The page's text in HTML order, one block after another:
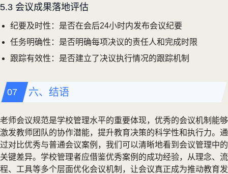
5.3 会议成果落地评估
纪要及时性：是否在会后24小时内发布会议纪要
任务明确性：是否明确每项决议的责任人和完成时限
跟踪有效性：是否建立了决议执行情况的跟踪机制
六、结语
老师会议规范是学校管理水平的重要体现，优秀的会议机制能够
激发教师团队的协作潜能，提升教育决策的科学性和执行力。通
过对比优秀与普通会议案例，我们可以清晰地看到会议管理中的
关键差异。学校管理者应借鉴优秀案例的成功经验，从理念、流
程、工具等多个层面优化会议机制，让会议真正成为推动教育发